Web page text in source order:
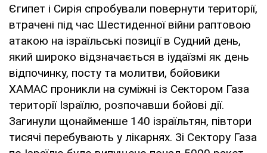
Єгипет і Сирія спробували повернути території,
втрачені під час Шестиденної війни раптовою
атакою на ізраїльські позиції в Судний день,
який широко відзначається в іудаїзмі як день
відпочинку, посту та молитви, бойовики
ХАМАС проникли на суміжні із Сектором Газа
території Ізраїлю, розпочавши бойові дії.
Загинули щонайменше 140 ізраїльтян, півтори
тисячі перебувають у лікарнях. Зі Сектору Газа